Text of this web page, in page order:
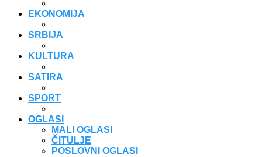
EKONOMIJA
SRBIJA
KULTURA
SATIRA
SPORT
OGLASI
MALI OGLASI
ČITULJE
POSLOVNI OGLASI